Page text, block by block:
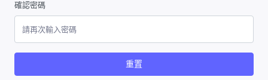
確認密碼
重置